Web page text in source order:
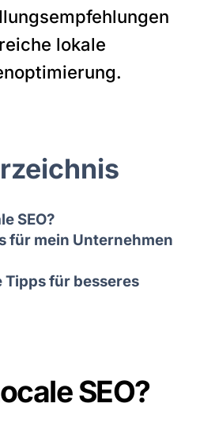
lokale
SEO?
für mein Unternehmen
für besseres
SEO?